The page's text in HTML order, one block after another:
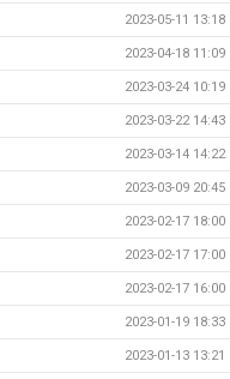
2023-05-11 13:18
2023-04-18 11:09
2023-03-24 10:19
2023-03-22 14:43
2023-03-14 14:22
2023-03-09 20:45
2023-02-17 18:00
2023-02-17 17:00
2023-02-17 16:00
2023-01-19 18:33
2023-01-13 13:21